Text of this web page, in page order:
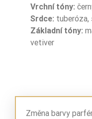
Vrchní tóny:
Srdce: tuberóza,
Základní tóny:
vetiver
Ean13
Změna barvy